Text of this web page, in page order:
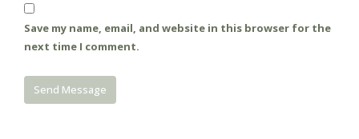
Save my name, email, and website in this browser for the
next time I comment.